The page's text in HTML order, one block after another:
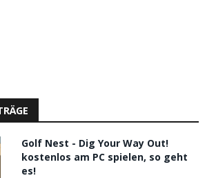
Golf Nest - Dig Your Way Out!
kostenlos am PC spielen, so geht
es!